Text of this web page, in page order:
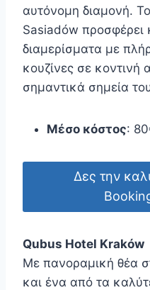
αυτόνομη διαμονή.
Sasiadów
διαμερίσματα με
κουζίνες σε
σημαντικά σημεία
Μέσο κόστος:
Δες την
Qubus Hotel Kraków
Με πανοραμική θέα
και ένα από τα